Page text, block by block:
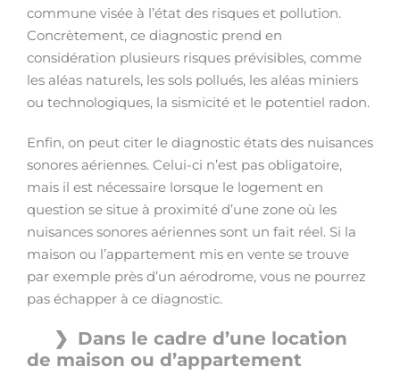
commune visée à l’état des risques et pollution.
Concrètement, ce diagnostic prend en
considération plusieurs risques prévisibles, comme
les aléas naturels, les sols pollués, les aléas miniers
ou technologiques, la sismicité et le potentiel radon.
Enfin, on peut citer le diagnostic états des nuisances
sonores aériennes. Celui-ci n’est pas obligatoire,
mais il est nécessaire lorsque le logement en
question se situe à proximité d’une zone où les
nuisances sonores aériennes sont un fait réel. Si la
maison ou l’appartement mis en vente se trouve
par exemple près d’un aérodrome, vous ne pourrez
pas échapper à ce diagnostic.
Dans le cadre d’une location
de maison ou d’appartement